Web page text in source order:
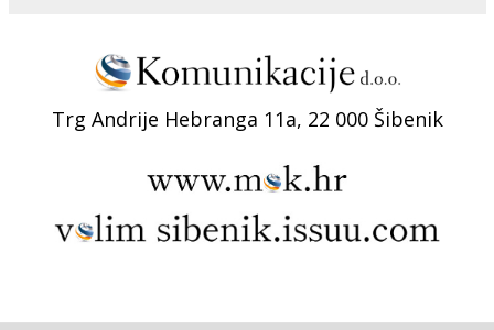
Trg Andrije Hebranga 11a, 22 000 Šibenik